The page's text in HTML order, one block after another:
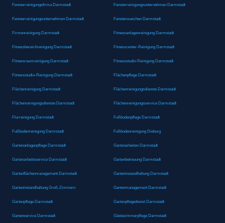
Fensterreinigungsfirma Darmstadt Fensterreinigungsunternehmen Darmstadt
Fensterreinigungsunternehmen Darmstadt Fensterwaschen Darmstadt
Firmenreinigung Darmstadt Fitnessanlagenreinigung Darmstadt
Fitnessbereichreinigung Darmstadt Fitnesscenter-Reinigung Darmstadt
Fitnessraumreinigung Darmstadt Fitnessstudio Reinigung Darmstadt
Fitnessstudio-Reinigung Darmstadt Flächenpflege Darmstadt
Flächenreinigung Darmstadt Flächenreinigungsdienste Darmstadt
Flächenreinigungsdienste Darmstadt Flächenreinigungsservice Darmstadt
Flurreinigung Darmstadt Fußbodenpflege Darmstadt
Fußbodenreinigung Darmstadt Fußbodenreinigung Dieburg
Gartenanlagenpflege Darmstadt Gartenarbeiten Darmstadt
Gartenarbeitsservice Darmstadt Gartenbetreuung Darmstadt
Gartenflächenmanagement Darmstadt Garteninstandhaltung Darmstadt
Garteninstandhaltung Groß-Zimmern Gartenmanagement Darmstadt
Gartenpflege Darmstadt Gartenpflegedienst Darmstadt
Gartenservice Darmstadt Gästezimmerpflege Darmstadt